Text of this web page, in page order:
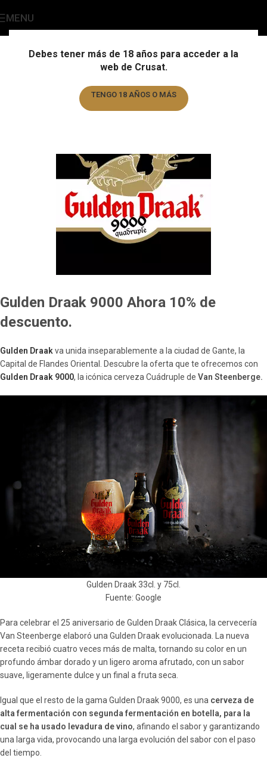
Debes tener más de 18 años para acceder a la
web de Crusat.
TENGO 18 AÑOS O MÁS
MENU Blog Cervecero
GULDEN DRAAK 9000
crusat-editoresOn 21 de February de 2023
Gulden Draak 9000 Ahora 10% de
descuento.
Gulden Draakva unida inseparablemente a la ciudad de Gante, la
Capital de Flandes Oriental. Descubre la oferta que te ofrecemos con
Gulden Draak 9000, la icónica cerveza Cuádruple de Van Steenberge.
Gulden Draak 33cl. y 75cl.
Fuente: Google
Para celebrar el 25 aniversario de Gulden Draak Clásica, la cervecería
Van Steenberge elaboró una Gulden Draak evolucionada. La nueva
receta recibió cuatro veces más de malta, tornando su color en un
profundo ámbar dorado y un ligero aroma afrutado, con un sabor
suave, ligeramente dulce y un final a fruta seca.
Igual que el resto de la gama Gulden Draak 9000, es una cerveza de
alta fermentación con segunda fermentación en botella, para la
cual se ha usado levadura de vino, afinando el sabor y garantizando
una larga vida, provocando una larga evolución del sabor con el paso
del tiempo.